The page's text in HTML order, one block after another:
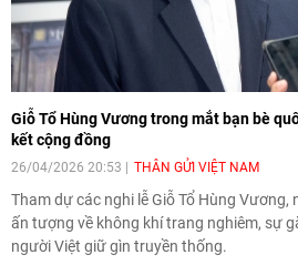
Giỗ Tổ Hùng Vương trong mắt bạn bè
kết cộng đồng
26/04/2026 20:53 THÂN GỬI VIỆT NAM
Tham dự các nghi lễ Giỗ Tổ Hùng Vương,
ấn tượng về không khí trang nghiêm, sự
người Việt giữ gìn truyền thống.